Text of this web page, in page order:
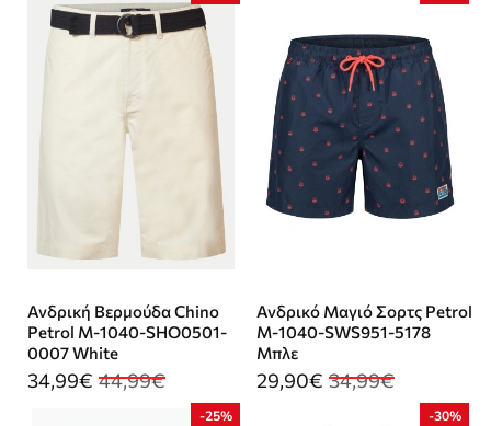
Ανδρική Βερμούδα Chino
Petrol M-1040-SHO0501-
0007 White
34,99€ 44,99€
Ανδρικό Μαγιό Σορτς Petrol
M-1040-SWS951-5178
Μπλε
29,90€ 34,99€
-25% -30%